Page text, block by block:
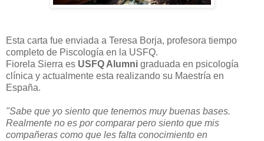
Esta carta fue enviada a Teresa Borja, profesora tiempo
completo de Piscología en la USFQ.
Fiorela Sierra es USFQ Alumni graduada en psicología
clínica y actualmente esta realizando su Maestría en
España.
"Sabe que yo siento que tenemos muy buenas bases.
Realmente no es por comparar pero siento que mis
compañeras como que les falta conocimiento en